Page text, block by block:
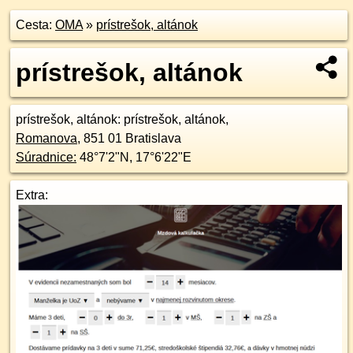
Cesta: OMA» prístrešok, altánok
prístrešok, altánok
prístrešok, altánok: prístrešok, altánok,
Romanova, 851 01 Bratislava
Súradnice: 48°7'2"N , 17°6'22"E
Extra: